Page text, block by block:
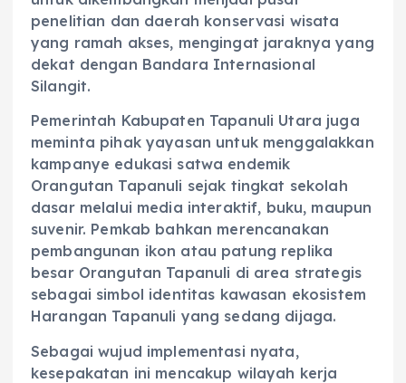
penelitian dan daerah konservasi wisata
yang ramah akses, mengingat jaraknya yang
dekat dengan Bandara Internasional
Silangit.
‎Pemerintah Kabupaten Tapanuli Utara juga
meminta pihak yayasan untuk menggalakkan
kampanye edukasi satwa endemik
Orangutan Tapanuli sejak tingkat sekolah
dasar melalui media interaktif, buku, maupun
suvenir. Pemkab bahkan merencanakan
pembangunan ikon atau patung replika
besar Orangutan Tapanuli di area strategis
sebagai simbol identitas kawasan ekosistem
Harangan Tapanuli yang sedang dijaga.
‎Sebagai wujud implementasi nyata,
kesepakatan ini mencakup wilayah kerja